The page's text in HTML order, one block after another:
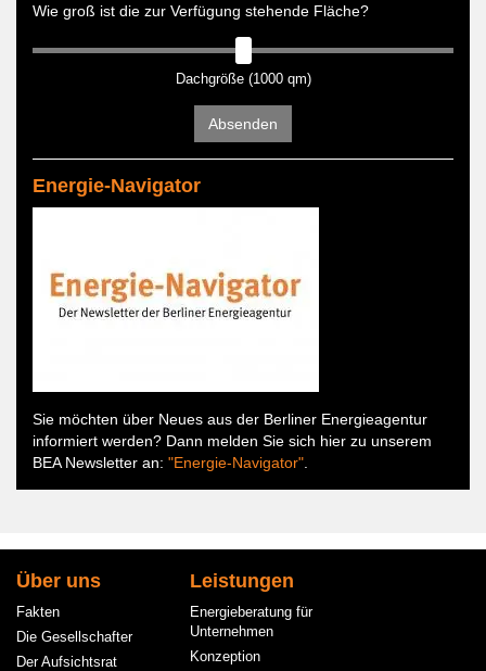
Wie groß ist die zur Verfügung stehende Fläche?
Dachgröße (1000 qm)
Absenden
Energie-Navigator
Sie möchten über Neues aus der Berliner Energieagentur
informiert werden? Dann melden Sie sich hier zu unserem
BEA Newsletter an: "Energie-Navigator"
Hauptnavigation
Über uns
Fakten
Die Gesellschafter
Der Aufsichtsrat
Leistungen
Energieberatung für
Unternehmen
Konzeption